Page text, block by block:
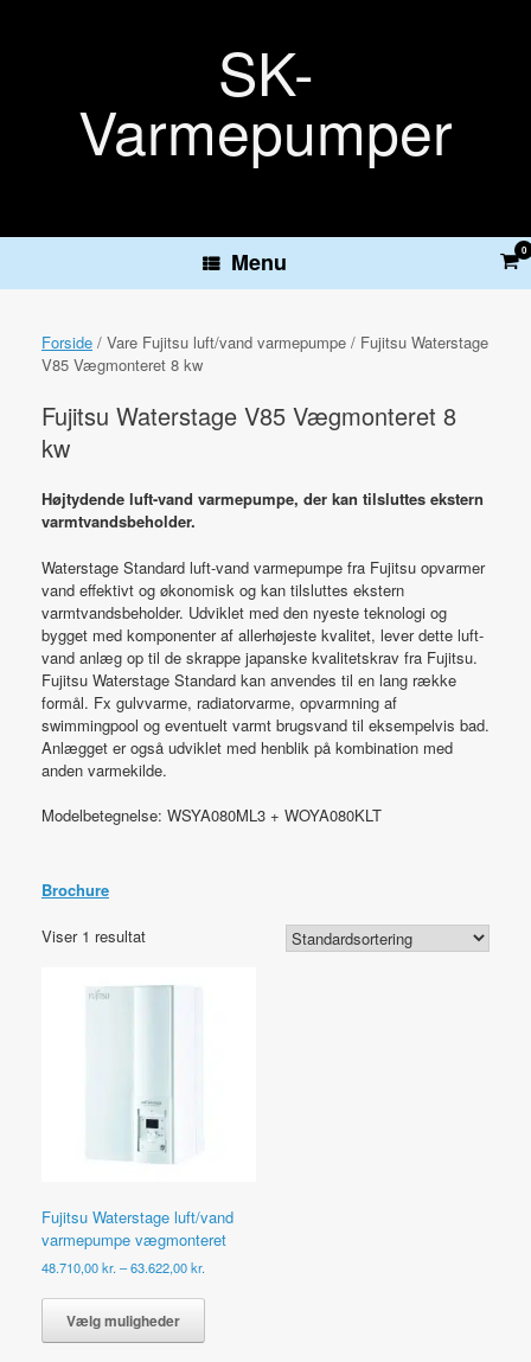
SK-
Varmepumper
Menu 0
Forside / Vare Fujitsu luft/vand varmepumpe / Fujitsu Waterstage
V85 Vægmonteret 8 kw
Fujitsu Waterstage V85 Vægmonteret 8
kw
Højtydende luft-vand varmepumpe, der kan tilsluttes ekstern
varmtvandsbeholder.
Waterstage Standard luft-vand varmepumpe fra Fujitsu opvarmer
vand effektivt og økonomisk og kan tilsluttes ekstern
varmtvandsbeholder. Udviklet med den nyeste teknologi og
bygget med komponenter af allerhøjeste kvalitet, lever dette luft-
vand anlæg op til de skrappe japanske kvalitetskrav fra Fujitsu.
Fujitsu Waterstage Standard kan anvendes til en lang række
formål. Fx gulvvarme, radiatorvarme, opvarmning af
swimmingpool og eventuelt varmt brugsvand til eksempelvis bad.
Anlægget er også udviklet med henblik på kombination med
anden varmekilde.
Modelbetegnelse: WSYA080ML3 + WOYA080KLT
Brochure
Viser 1 resultat
Fujitsu Waterstage luft/vand
varmepumpe vægmonteret
48.710,00kr.–63.622,00kr.
til
Vælg muligheder
har